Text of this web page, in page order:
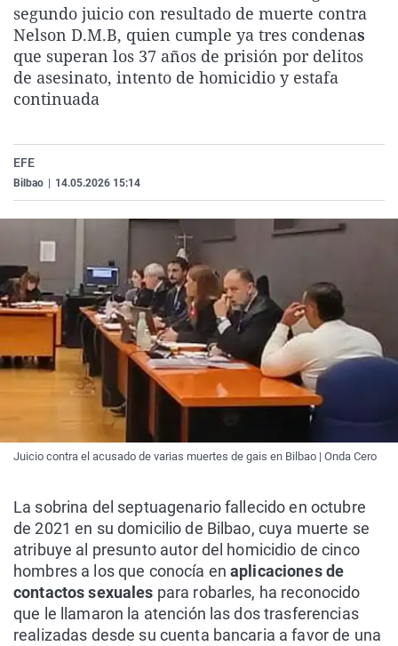
La rosa de los vientos
Gente viajera
Como el perro y el
Caso
Retornados
Equipo de
Extremadura
Galicia
La Rioja
Virales
Televisión
Elecciones
segundo juicio con resultado de muerte contra
Nelson D.M.B, quien cumple ya tres condenas
que superan los 37 años de prisión por delitos
de asesinato, intento de homicidio y estafa
continuada
EFE
Bilbao 14.05.2026 15:14
Juicio contra el acusado de varias muertes de gais en Bilbao | Onda Cero
La sobrina del septuagenario fallecido en octubre
de 2021 en su domicilio de Bilbao, cuya muerte se
atribuye al presunto autor del homicidio de cinco
hombres a los que conocía enaplicaciones de
contactos sexuales para robarles, ha reconocido
que le llamaron la atención las dos trasferencias
realizadas desde su cuenta bancaria a favor de una